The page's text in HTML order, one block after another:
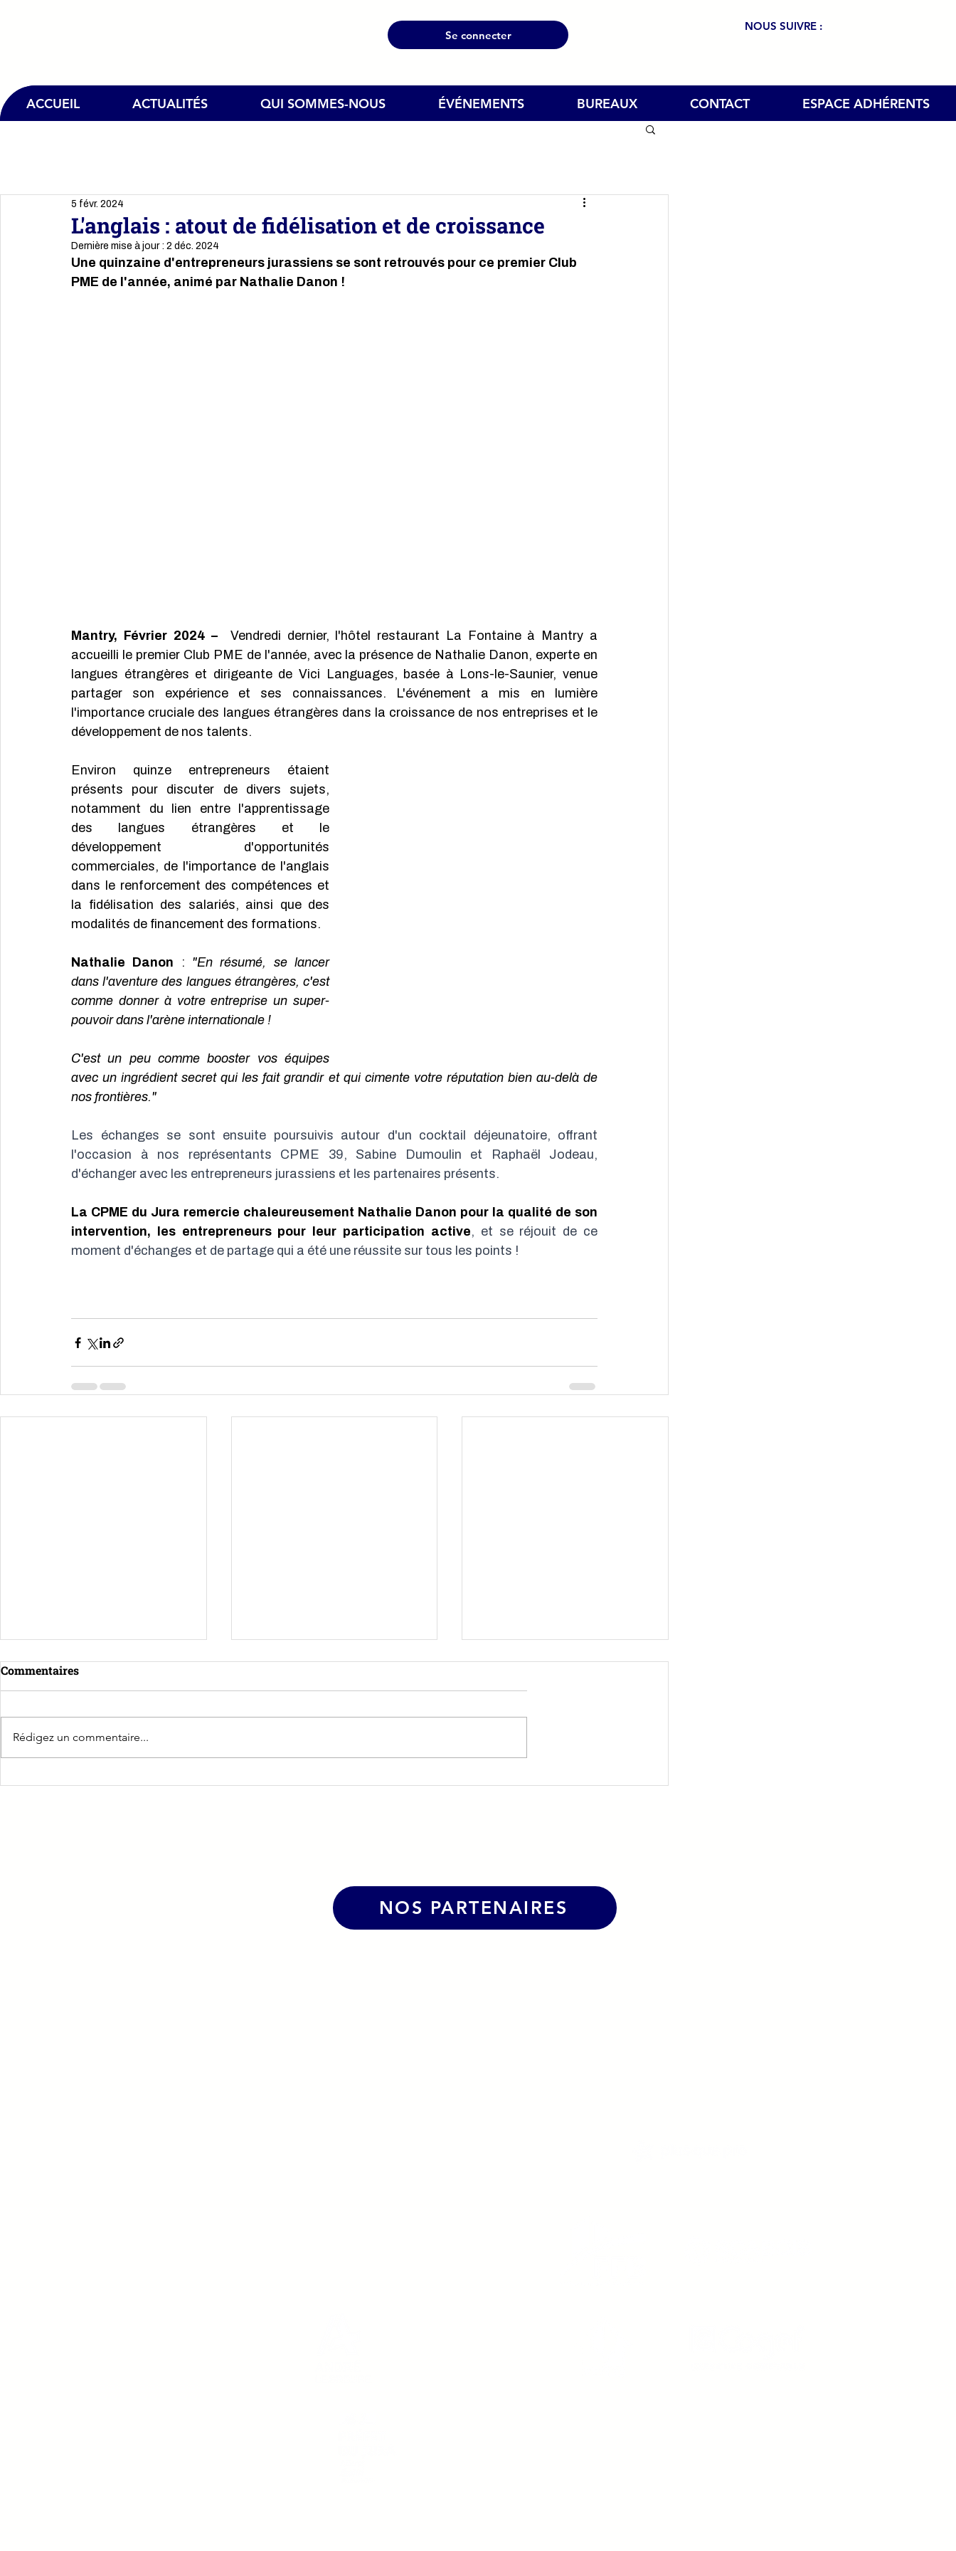
Se connecter
NOUS SUIVRE :
ACCUEIL ACTUALITÉS QUI SOMMES-NOUS ÉVÉNEMENTS BUREAUX CONTACT ESPACE ADHÉRENTS
L'anglais : atout de fidélisation et de croissance
5 févr. 2024
Dernière mise à jour : 2 déc. 2024
Une quinzaine d'entrepreneurs jurassiens se sont retrouvés pour ce premier Club
PME de l'année, animé par Nathalie Danon !
Mantry, Février 2024 – Vendredi dernier, l'hôtel restaurant La Fontaine à Mantry a
accueilli le premier Club PME de l'année, avec la présence de Nathalie Danon, experte en
langues étrangères et dirigeante de Vici Languages, basée à Lons-le-Saunier, venue
partager son expérience et ses connaissances. L'événement a mis en lumière
l'importance cruciale des langues étrangères dans la croissance de nos entreprises et le
développement de nos talents.
Environ quinze entrepreneurs étaient
présents pour discuter de divers sujets,
notamment du lien entre l'apprentissage
des langues étrangères et le
développement d'opportunités
commerciales, de l'importance de l'anglais
dans le renforcement des compétences et
la fidélisation des salariés, ainsi que des
modalités de financement des formations.
Nathalie Danon : "En résumé, se lancer
dans l'aventure des langues étrangères, c'est
comme donner à votre entreprise un super-
pouvoir dans l'arène internationale !
C'est un peu comme booster vos équipes
avec un ingrédient secret qui les fait grandir et qui cimente votre réputation bien au-delà de
nos frontières."
Les échanges se sont ensuite poursuivis autour d'un cocktail déjeunatoire, offrant
l'occasion à nos représentants CPME 39, Sabine Dumoulin et Raphaël Jodeau,
d'échanger avec les entrepreneurs jurassiens et les partenaires présents.
La CPME du Jura remercie chaleureusement Nathalie Danon pour la qualité de son
intervention, les entrepreneurs pour leur participation active, et se réjouit de ce
moment d'échanges et de partage qui a été une réussite sur tous les points !
Commentaires
Rédigez un commentaire...
NOS PARTENAIRES